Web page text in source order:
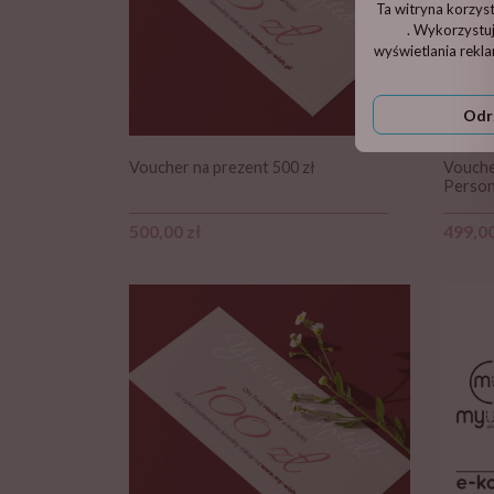
Voucher na prezent 500 zł
Cena
Ta witryna
.
wyświetlania